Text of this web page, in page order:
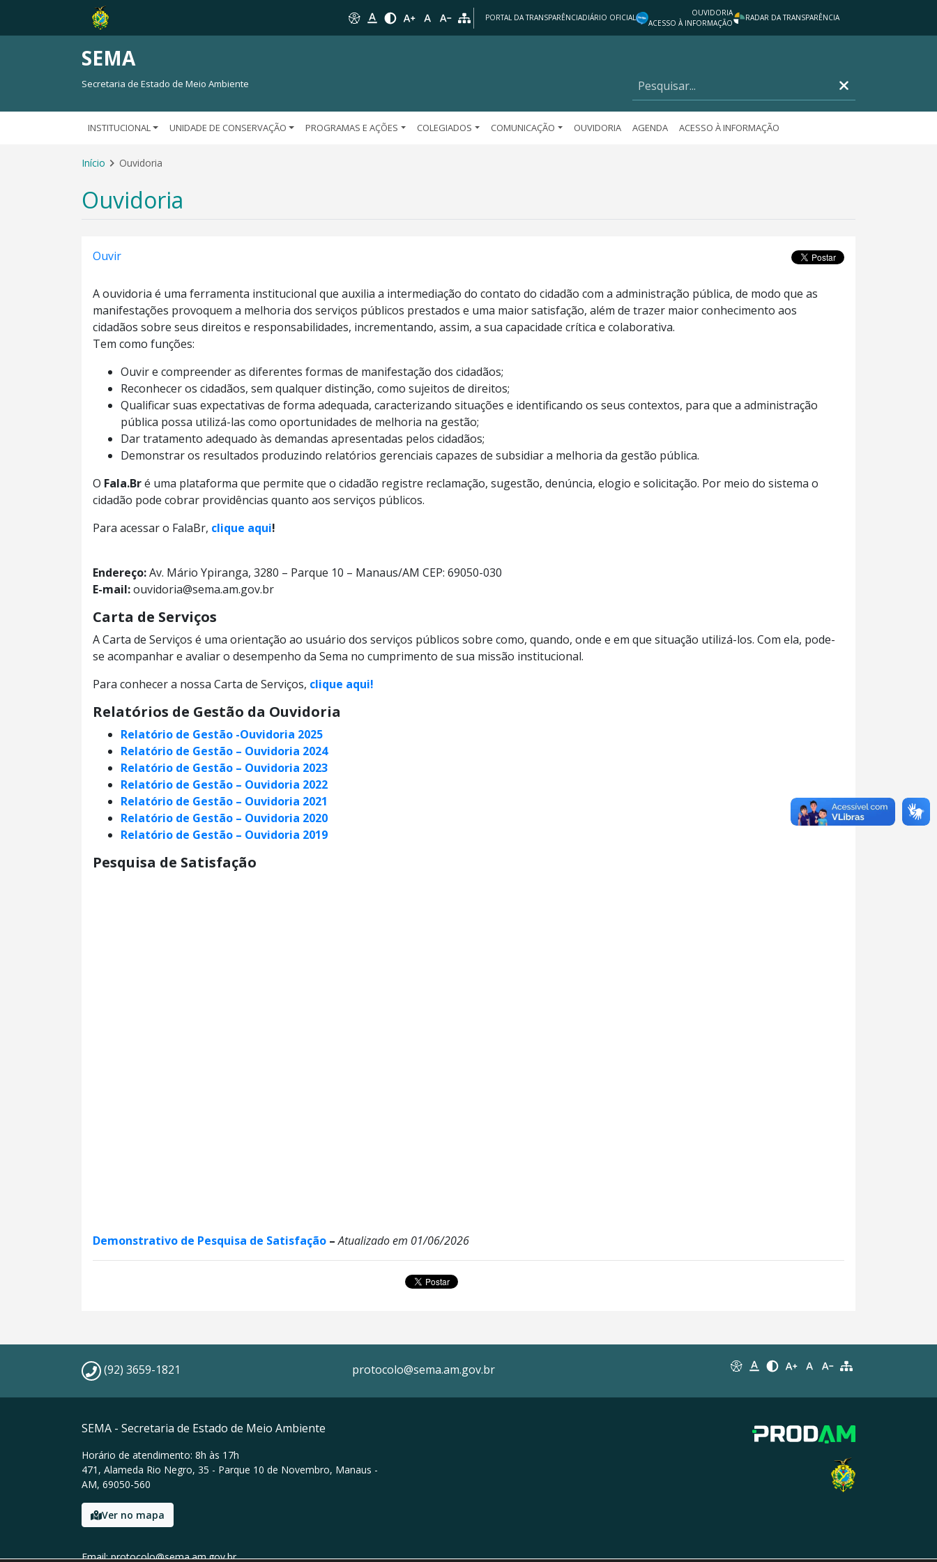
PORTAL DA TRANSPARÊNCIADIÁRIO OFICIAL
OUVIDORIA
ACESSO À INFORMAÇÃO
RADAR DA TRANSPARÊNCIA
SEMA
Secretaria de Estado de Meio Ambiente
INSTITUCIONAL UNIDADE DE CONSERVAÇÃO PROGRAMAS E AÇÕES COLEGIADOS COMUNICAÇÃO OUVIDORIA AGENDA ACESSO À INFORMAÇÃO
Início Ouvidoria
Ouvidoria
Ouvir
A ouvidoria é uma ferramenta institucional que auxilia a intermediação do contato do cidadão com a administração pública, de modo que as
manifestações provoquem a melhoria dos serviços públicos prestados e uma maior satisfação, além de trazer maior conhecimento aos
cidadãos sobre seus direitos e responsabilidades, incrementando, assim, a sua capacidade crítica e colaborativa.
Tem como funções:
Ouvir e compreender as diferentes formas de manifestação dos cidadãos;
Reconhecer os cidadãos, sem qualquer distinção, como sujeitos de direitos;
Qualificar suas expectativas de forma adequada, caracterizando situações e identificando os seus contextos, para que a administração
pública possa utilizá-las como oportunidades de melhoria na gestão;
Dar tratamento adequado às demandas apresentadas pelos cidadãos;
Demonstrar os resultados produzindo relatórios gerenciais capazes de subsidiar a melhoria da gestão pública.
O Fala.Bré uma plataforma que permite que o cidadão registre reclamação, sugestão, denúncia, elogio e solicitação. Por meio do sistema o
cidadão pode cobrar providências quanto aos serviços públicos.
Para acessar o FalaBr, clique aqui!
Endereço:Av. Mário Ypiranga, 3280 – Parque 10 – Manaus/AM CEP: 69050-030
E-mail:ouvidoria@sema.am.gov.br
Carta de Serviços
A Carta de Serviços é uma orientação ao usuário dos serviços públicos sobre como, quando, onde e em que situação utilizá-los. Com ela, pode-
se acompanhar e avaliar o desempenho da Sema no cumprimento de sua missão institucional.
Para conhecer a nossa Carta de Serviços, clique aqui!
Relatórios de Gestão da Ouvidoria
Relatório de Gestão -Ouvidoria 2025
Relatório de Gestão – Ouvidoria 2024
Relatório de Gestão – Ouvidoria 2023
Relatório de Gestão – Ouvidoria 2022
Relatório de Gestão – Ouvidoria 2021
Relatório de Gestão – Ouvidoria 2020
Relatório de Gestão – Ouvidoria 2019
Pesquisa de Satisfação
Demonstrativo de Pesquisa de Satisfação –Atualizado em 01/06/2026
(92) 3659-1821 protocolo@sema.am.gov.br
SEMA - Secretaria de Estado de Meio Ambiente
Horário de atendimento: 8h às 17h
471, Alameda Rio Negro, 35 - Parque 10 de Novembro, Manaus -
AM, 69050-560
Ver no mapa
Email: protocolo@sema.am.gov.br